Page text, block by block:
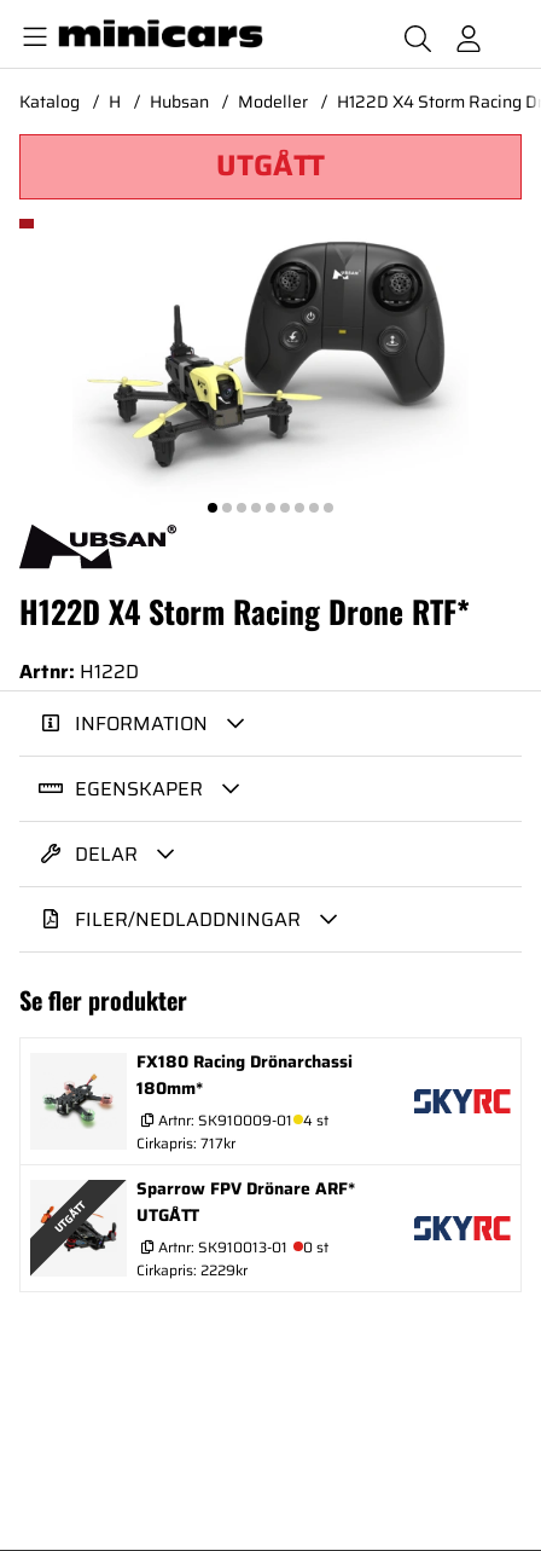
Katalog H Hubsan Modeller H122D X4 Storm Racing
UTGÅTT
Produktbilder H122D X4 Storm Racing Drone RTF*
H122D X4 Storm Racing Drone RTF*
Artnr: H122D
INFORMATION
EGENSKAPER
DELAR
FILER/NEDLADDNINGAR
Se fler produkter
FX180 Racing Drönarchassi
180mm*
Artnr: SK910009-01 4 st
Cirkapris: 717kr
UTGÅTT
Sparrow FPV Drönare ARF*
UTGÅTT
Artnr: SK910013-01
0 st
Cirkapris: 2229kr